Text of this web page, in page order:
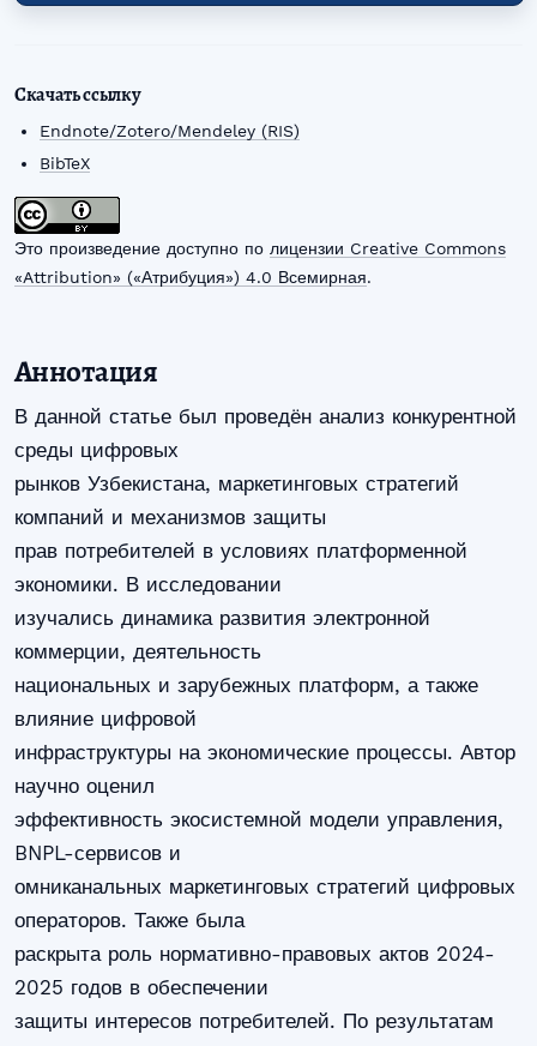
Скачать ссылку
Endnote/Zotero/Mendeley (RIS)
BibTeX
Это произведение доступно по лицензии Creative Commons
«Attribution» («Атрибуция») 4.0 Всемирная.
Аннотация
В данной статье был проведён анализ конкурентной
среды цифровых
рынков Узбекистана, маркетинговых стратегий
компаний и механизмов защиты
прав потребителей в условиях платформенной
экономики. В исследовании
изучались динамика развития электронной
коммерции, деятельность
национальных и зарубежных платформ, а также
влияние цифровой
инфраструктуры на экономические процессы. Автор
научно оценил
эффективность экосистемной модели управления,
BNPL-сервисов и
омниканальных маркетинговых стратегий цифровых
операторов. Также была
раскрыта роль нормативно-правовых актов 2024-
2025 годов в обеспечении
защиты интересов потребителей. По результатам